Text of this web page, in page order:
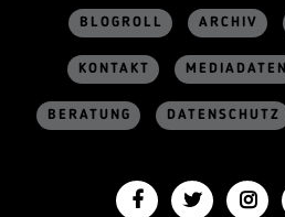
BLOGROLL ARCHIV
KONTAKT MEDIADATEN
BERATUNG DATENSCHUTZ